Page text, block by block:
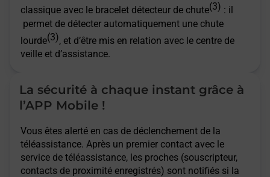
classique avec le bracelet détecteur de chute(3) : il
permet de détecter automatiquement une chute
lourde(3), et d’être mis en relation avec le centre de
veille et d’assistance.
La sécurité à chaque instant grâce à
l’APP Mobile !
Vous êtes alerté en cas de déclenchement de la
téléassistance. Après un premier contact avec le
service de téléassistance, les proches (souscripteur,
contacts de proximité enregistrés) sont notifiés si la